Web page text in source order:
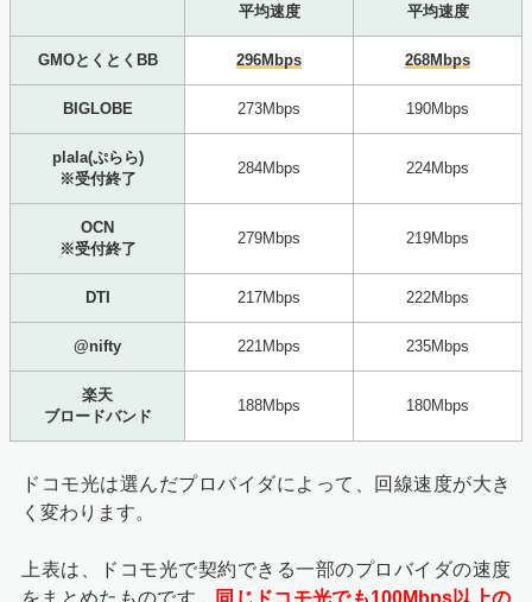
平均速度
平均速度
GMOとくとくBB 296Mbps 268Mbps
BIGLOBE 273Mbps 190Mbps
plala(ぷらら)
※受付終了
284Mbps 224Mbps
OCN
※受付終了
279Mbps 219Mbps
DTI 217Mbps 222Mbps
@nifty 221Mbps 235Mbps
楽天
ブロードバンド
188Mbps 180Mbps
ドコモ光は選んだプロバイダによって、回線速度が大き
く変わります。
上表は、ドコモ光で契約できる一部のプロバイダの速度
をまとめたものです。
同じドコモ光でも100Mbps以上の